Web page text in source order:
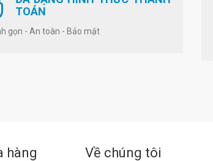
TOÁN
gọn - An toàn - Bảo mật
hàng Về chúng tôi